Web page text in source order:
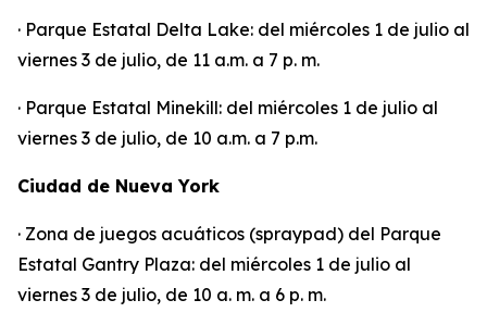
· Parque Estatal Delta Lake: del miércoles 1 de julio al
viernes 3 de julio, de 11 a.m. a 7 p. m.
· Parque Estatal Minekill: del miércoles 1 de julio al
viernes 3 de julio, de 10 a.m. a 7 p.m.
Ciudad de Nueva York
· Zona de juegos acuáticos (spraypad) del Parque
Estatal Gantry Plaza: del miércoles 1 de julio al
viernes 3 de julio, de 10 a. m. a 6 p. m.